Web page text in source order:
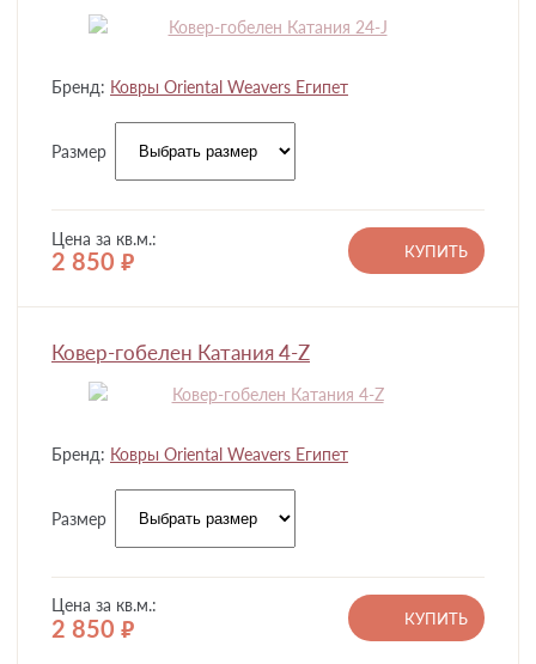
Бренд: Ковры Oriental Weavers Египет
Размер
Цена за кв.м.:
2 850 руб.
КУПИТЬ
Ковер-гобелен Катания 4-Z
Бренд: Ковры Oriental Weavers Египет
Размер
Цена за кв.м.:
2 850 руб.
КУПИТЬ